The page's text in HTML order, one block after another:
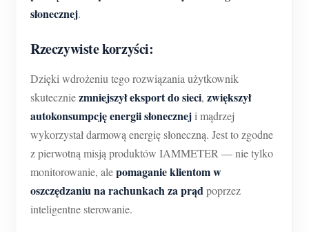
słonecznej.
Rzeczywiste korzyści:
Dzięki wdrożeniu tego rozwiązania użytkownik
skuteczniezmniejszył eksport do sieci, zwiększył
autokonsumpcję energii słoneczneji mądrzej
wykorzystał darmową energię słoneczną. Jest to zgodne
z pierwotną misją produktów IAMMETER — nie tylko
monitorowanie, alepomaganie klientom w
oszczędzaniu na rachunkach za prądpoprzez
inteligentne sterowanie.